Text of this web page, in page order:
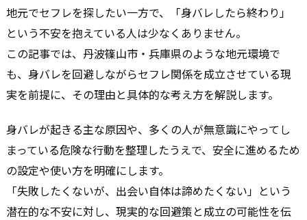
地元でセフレを探したい一方で、「身バレしたら終わり」
という不安を抱えている人は少なくありません。
この記事では、丹波篠山市・兵庫県のような地元環境で
も、身バレを回避しながらセフレ関係を成立させている現
実を前提に、その理由と具体的な考え方を解説します。
身バレが起きる主な原因や、多くの人が無意識にやってし
まっている危険な行動を整理したうえで、安全に進めるため
の設定や使い方を明確にします。
「失敗したくないが、出会い自体は諦めたくない」という
潜在的な不安に対し、現実的な回避策と成立の可能性を伝